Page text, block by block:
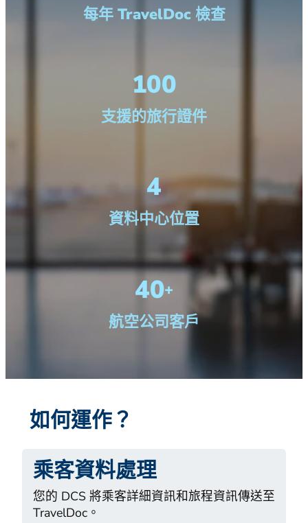
每年 TravelDoc 檢查
100
支援的旅行證件
4
資料中心位置
40+
航空公司客戶
如何運作？
乘客資料處理
您的 DCS 將乘客詳細資訊和旅程資訊傳送至
TravelDoc。